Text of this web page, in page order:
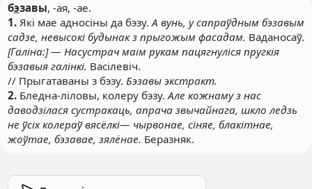
бэзавы, -ая, -ае.
1.Які мае адносіны да бэзу.А вунь, у сапраўдным бэзавым
садзе, невысокі будынак з прыгожым фасадам. Ваданосаў.
[Галіна:] — Насустрач маім рукам пацягнуліся пругкія
бэзавыя галінкі. Васілевіч.
// Прыгатаваны з бэзу. Бэзавы экстракт.
2.Бледна-ліловы, колеру бэзу.Але кожнаму з нас
даводзілася сустракаць, апрача звычайнага, шкло ледзь
не ўсіх колераў вясёлкі— чырвонае, сіняе, блакітнае,
жоўтае, бэзавае, зялёнае. Беразняк.